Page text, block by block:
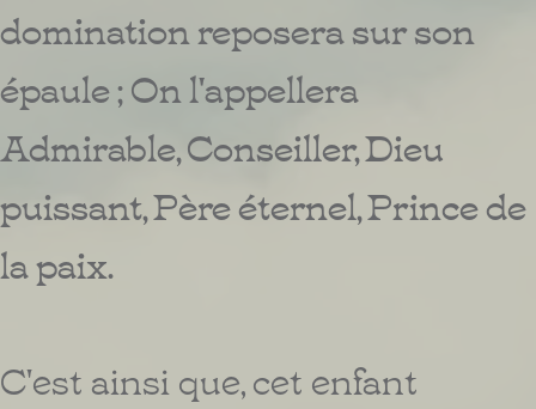
domination reposera sur son
épaule ; On l'appellera
Admirable, Conseiller, Dieu
puissant, Père éternel, Prince de
la paix.
C'est ainsi que, cet enfant